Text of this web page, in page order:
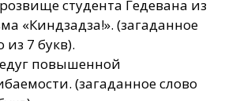
студента Гедевана из
«Кин­дза­дза!». (загаданное
из 7 букв).
повышенной
(загаданное слово